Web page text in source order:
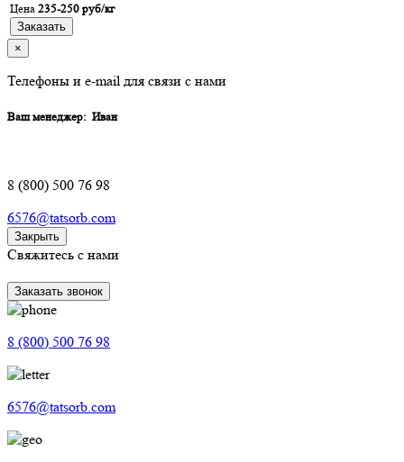
Цена 235-250 руб/кг
Заказать
×
Телефоны и e-mail для связи с нами
Ваш менеджер: Иван
8 (800) 500 76 98
6576@tatsorb.com
Закрыть
Свяжитесь с нами
Заказать звонок
8 (800) 500 76 98
6576@tatsorb.com